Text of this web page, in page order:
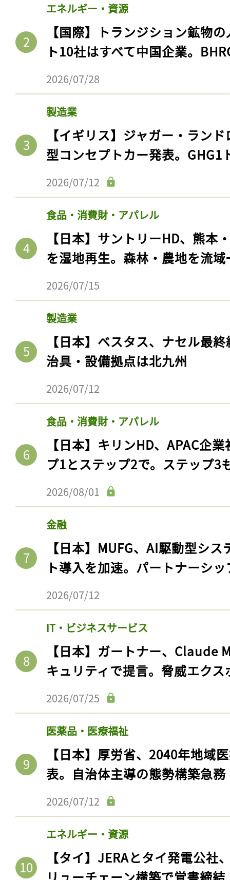
エネルギー・資源
【国際】トランジション鉱物
ト10社はすべて中国企業。
2026/07/28
製造業
【イギリス】ジャガー・ラン
型コンセプトカー発表。GHG1
2026/07/12
食品・消費財・アパレル
【日本】サントリーHD、熊本
を湿地再生。森林・農地を流
2026/07/15
製造業
【日本】ベスタス、ナセル最
治具・設備拠点は北九州
2026/07/12
食品・消費財・アパレル
【日本】キリンHD、APAC企
プ1とステップ2で。ステップ3
2026/08/01
金融
【日本】MUFG、AI駆動型シ
ト導入を加速。パートナーシ
2026/07/12
IT・ビジネスサービス
【日本】ガートナー、Claude
キュリティで提言。脅威エク
2026/07/25
医薬品・医療福祉
【日本】厚労省、2040年地域
表。自治体主導の態勢構築急務
2026/07/12
エネルギー・資源
【タイ】JERAとタイ発電公社